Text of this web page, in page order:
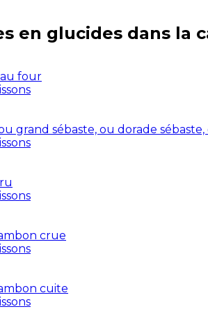
en glucides dans la
four
grand sébaste, ou dorade
crue
cuite